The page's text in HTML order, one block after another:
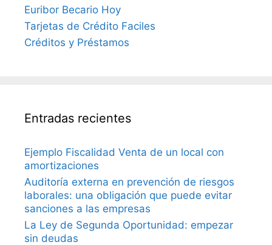
Euribor Becario Hoy
Tarjetas de Crédito Faciles
Créditos y Préstamos
Entradas recientes
Ejemplo Fiscalidad Venta de un local con
amortizaciones
Auditoría externa en prevención de riesgos
laborales: una obligación que puede evitar
sanciones a las empresas
La Ley de Segunda Oportunidad: empezar
sin deudas